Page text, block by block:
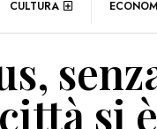
CULTURA
si è